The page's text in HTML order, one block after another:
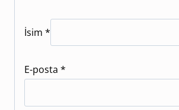
İsim *
E-posta *